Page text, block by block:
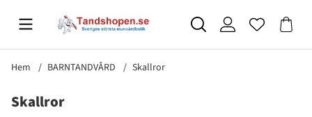
Hem BARNTANDVÅRD Skallror
Skallror